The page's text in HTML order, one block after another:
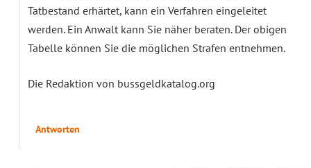
Tatbestand erhärtet, kann ein Verfahren eingeleitet
werden. Ein Anwalt kann Sie näher beraten. Der obigen
Tabelle können Sie die möglichen Strafen entnehmen.
Die Redaktion von bussgeldkatalog.org
Antworten